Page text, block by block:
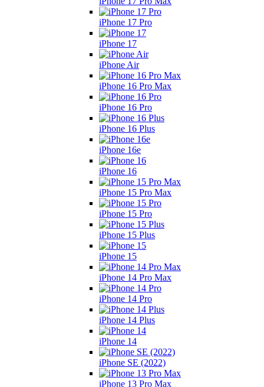
iPhone 17 Pro
iPhone 17
iPhone Air
iPhone 16 Pro Max
iPhone 16 Pro
iPhone 16 Plus
iPhone 16e
iPhone 16
iPhone 15 Pro Max
iPhone 15 Pro
iPhone 15 Plus
iPhone 15
iPhone 14 Pro Max
iPhone 14 Pro
iPhone 14 Plus
iPhone 14
iPhone SE (2022)
iPhone 13 Pro Max